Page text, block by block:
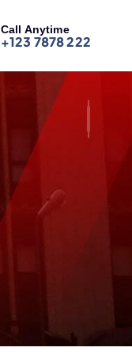
Call Anytime
+123 7878 222